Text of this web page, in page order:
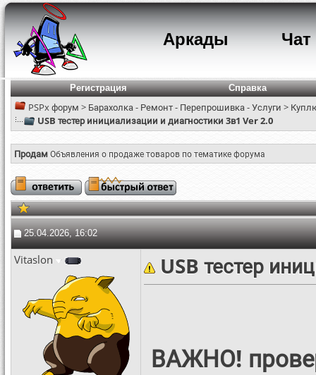
Аркады Чат
Регистрация Справка
PSPx форум > Барахолка - Ремонт - Перепрошивка - Услуги >
USB тестер инициализации и диагностики 3в1 Ver 2.0
ПродамОбъявления о продаже товаров по тематике форума
25.04.2026, 16:02
Vitaslon USB тестер
ВАЖНО!